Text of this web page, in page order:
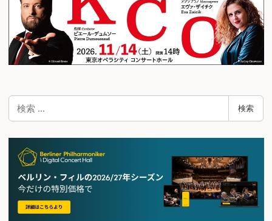
検
検索